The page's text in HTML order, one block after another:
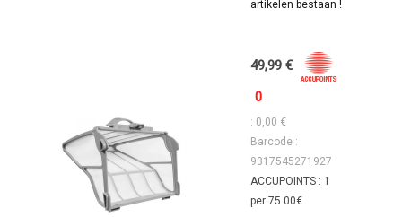
artikelen bestaan !
49,99 €
0
: 0,00 €
Barcode :
9317545271927
ACCUPOINTS : 1
per 75.00€